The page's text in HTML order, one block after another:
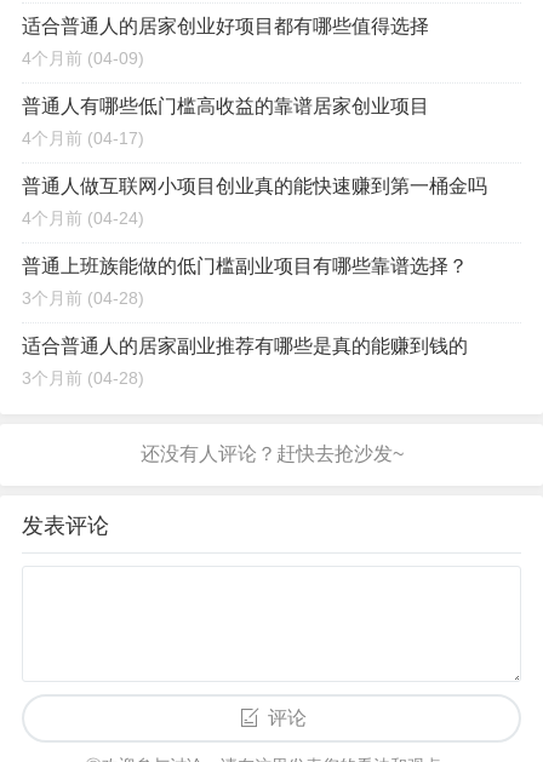
适合普通人的居家创业好项目都有哪些值得选择
4个月前 (04-09)
普通人有哪些低门槛高收益的靠谱居家创业项目
4个月前 (04-17)
普通人做互联网小项目创业真的能快速赚到第一桶金吗
4个月前 (04-24)
普通上班族能做的低门槛副业项目有哪些靠谱选择？
3个月前 (04-28)
适合普通人的居家副业推荐有哪些是真的能赚到钱的
3个月前 (04-28)
发表评论
评论